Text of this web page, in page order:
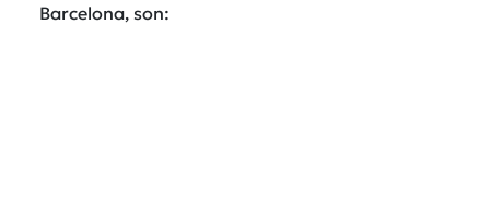
Barcelona, son: